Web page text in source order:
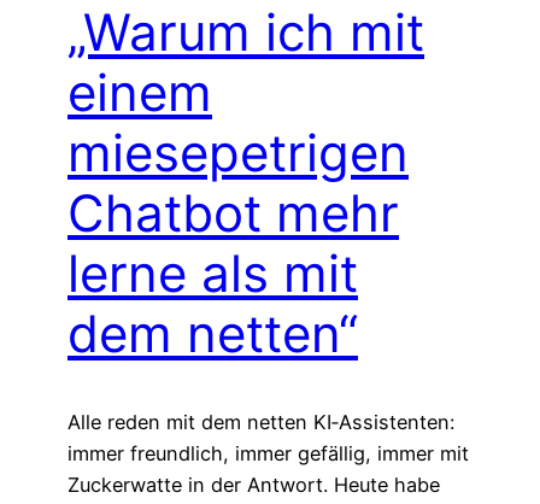
„Warum ich mit
einem
miesepetrigen
Chatbot mehr
lerne als mit
dem netten“
Alle reden mit dem netten KI‑Assistenten:
immer freundlich, immer gefällig, immer mit
Zuckerwatte in der Antwort. Heute habe